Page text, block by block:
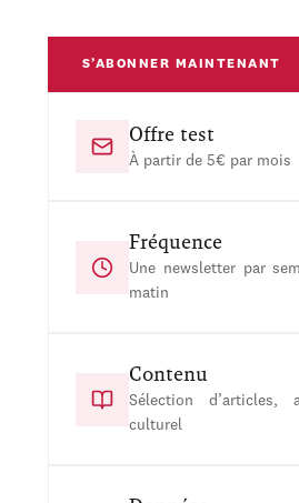
S’ABONNER MAINTENANT
Offre test
À partir de 5€ par mois
Fréquence
Une newsletter par
matin
Contenu
Sélection d’articles,
culturel